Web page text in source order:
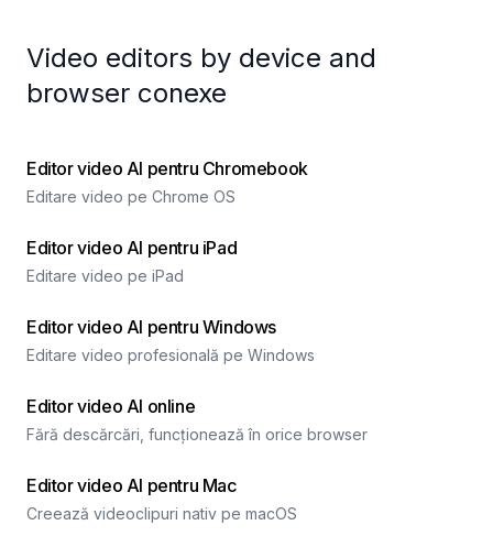
Video editors by device and
browser conexe
Editor video AI pentru Chromebook
Editare video pe Chrome OS
Editor video AI pentru iPad
Editare video pe iPad
Editor video AI pentru Windows
Editare video profesională pe Windows
Editor video AI online
Fără descărcări, funcționează în orice browser
Editor video AI pentru Mac
Creează videoclipuri nativ pe macOS